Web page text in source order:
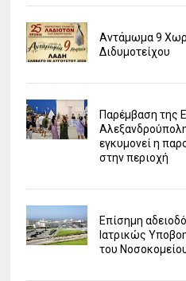
Αντάμωμα 9
Διδυμοτείχου
Παρέμβαση της
εγκυμονεί η
στην περιοχή
Επίσημη
Ιατρικώς
του